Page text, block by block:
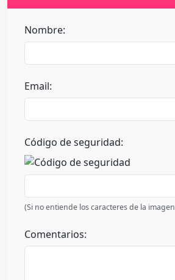
Nombre:
Email:
Código de seguridad:
(Si no entiende los caracteres de la imagen
Comentarios: